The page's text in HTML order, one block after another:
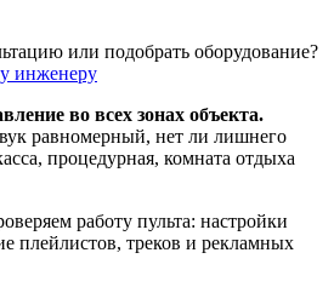
или подобрать оборудование?
инженеру
во всех зонах объекта.
равномерный, нет ли лишнего
процедурная, комната отдыха
работу пульта: настройки
плейлистов, треков и рекламных